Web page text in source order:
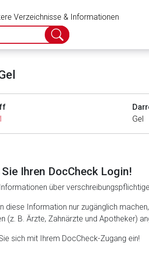
Verzeichnisse & Informationen
Suche
abschicken
Gel
Ihren DocCheck Login!
über
diese Information nur zugänglich machen,
(z. B. Ärzte, Zahnärzte und Apotheker)
sich mit Ihrem DocCheck-Zugang ein!
Inhalte der externen Web-Seite ist deren